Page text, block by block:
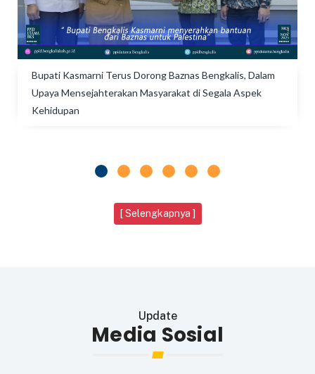
Bupati Kasmarni Terus Dorong Baznas Bengkalis, Dalam
Upaya Mensejahterakan Masyarakat di Segala Aspek
Kehidupan
[ Selengkapnya ]
Update
Media Sosial